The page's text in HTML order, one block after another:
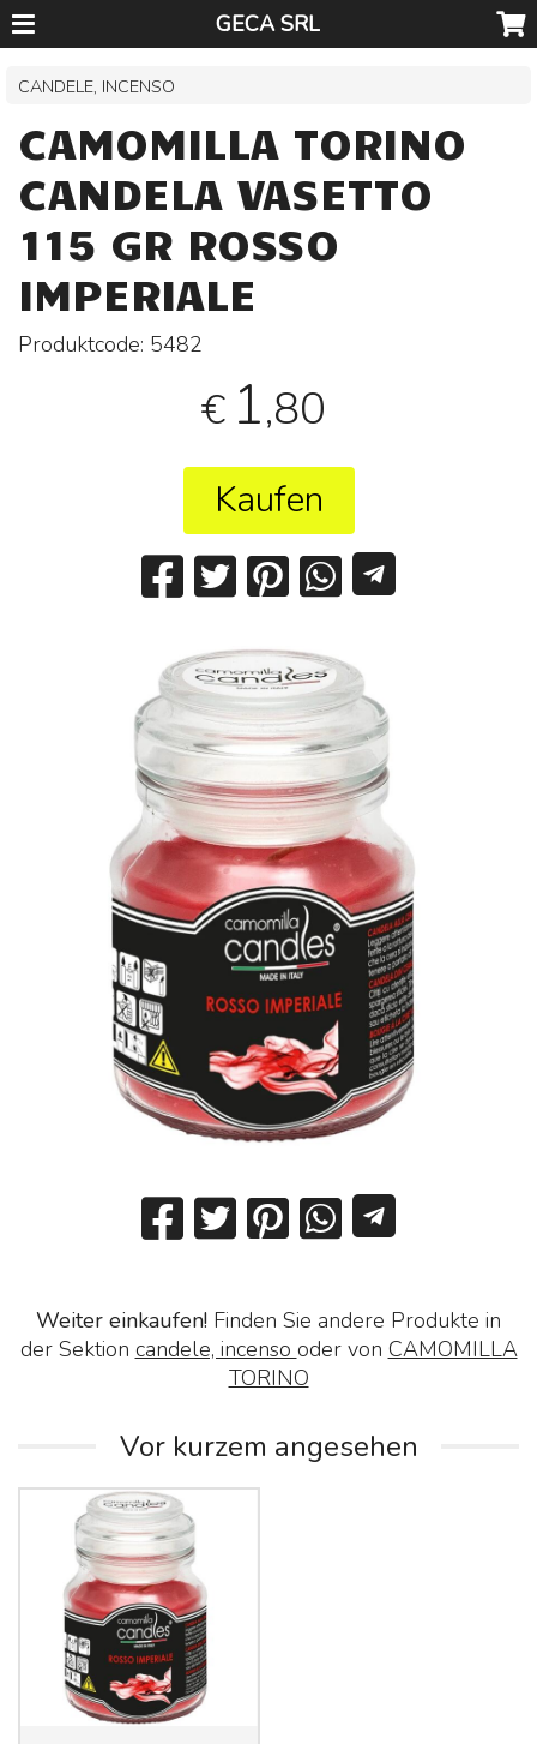
GECA SRL
CANDELE, INCENSO
CAMOMILLA TORINO
CANDELA VASETTO
115 GR ROSSO
IMPERIALE
Produktcode: 5482
€ 1,80
Kaufen
Weiter einkaufen! Finden Sie andere Produkte in
der Sektion candele, incenso oder von CAMOMILLA
TORINO
Vor kurzem angesehen